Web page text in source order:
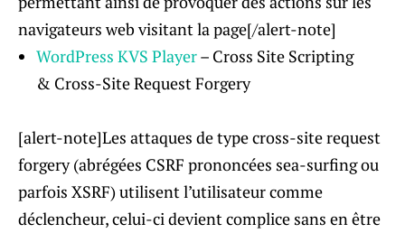
navigateurs web visitant la page[/alert-note]
WordPress KVS Player– Cross Site Scripting
& Cross-Site Request Forgery
[alert-note]Les attaques de type cross-site request
forgery (abrégées CSRF prononcées sea-surfing ou
parfois XSRF) utilisent l’utilisateur comme
déclencheur, celui-ci devient complice sans en être